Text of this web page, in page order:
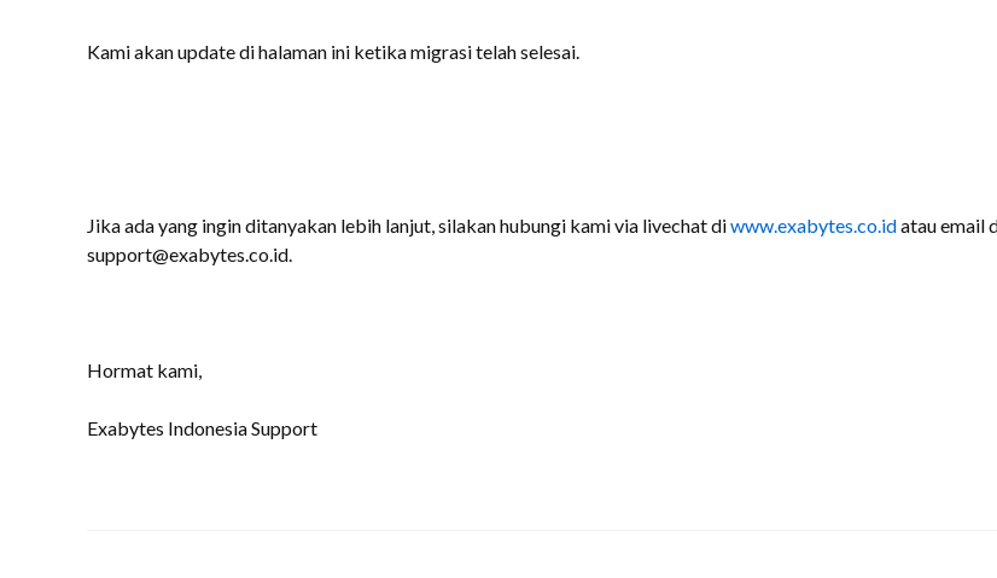
Kami akan update di halaman ini ketika migrasi telah selesai.
Jika ada yang ingin ditanyakan lebih lanjut, silakan hubungi kami via livechat diwww.exabytes.co.idatau email
support@exabytes.co.id.
Hormat kami,
Exabytes Indonesia Support